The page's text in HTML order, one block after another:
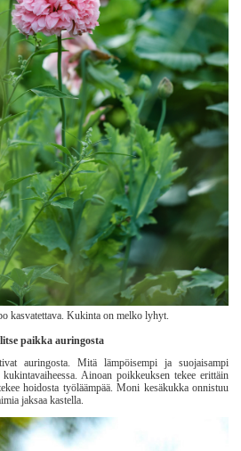
kasvatettava. Kukinta on melko lyhyt.
paikka auringosta
auringosta. Mitä lämpöisempi ja suojaisampi
Ainoan poikkeuksen tekee erittäin
hoidosta työläämpää. Moni kesäkukka onnistuu
jaksaa kastella.